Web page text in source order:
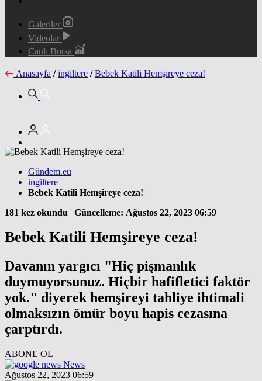
Galeriler
Videolar
Canlı Borsa
Anasayfa / ingiltere / Bebek Katili Hemşireye ceza!
Gündem.eu
ingiltere
Bebek Katili Hemşireye ceza!
181 kez okundu | Güncelleme: Ağustos 22, 2023 06:59
Bebek Katili Hemşireye ceza!
Davanın yargıcı "Hiç pişmanlık
duymuyorsunuz. Hiçbir hafifletici faktör
yok." diyerek hemşireyi tahliye ihtimali
olmaksızın ömür boyu hapis cezasına
çarptırdı.
ABONE OL
News
Ağustos 22, 2023 06:59